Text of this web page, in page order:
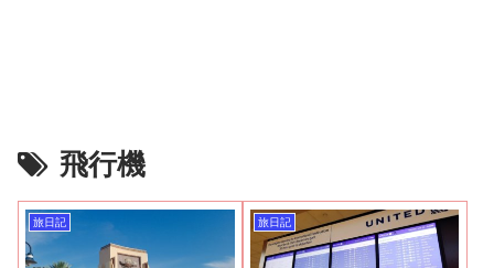
飛行機
旅日記 旅日記